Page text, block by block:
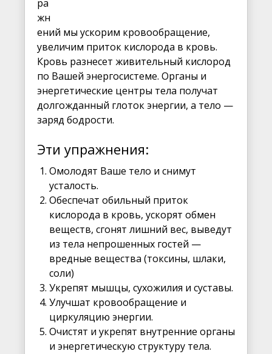
ра
жн
ений мы ускорим кровообращение,
увеличим приток кислорода в кровь.
Кровь разнесет живительный кислород
по Вашей энергосистеме. Органы и
энергетические центры тела получат
долгожданный глоток энергии, а тело —
заряд бодрости.
Эти упражнения:
Омолодят Ваше тело и снимут
усталость.
Обеспечат обильный приток
кислорода в кровь, ускорят обмен
веществ, сгонят лишний вес, выведут
из тела непрошенных гостей —
вредные вещества (токсины, шлаки,
соли)
Укрепят мышцы, сухожилия и суставы.
Улучшат кровообращение и
циркуляцию энергии.
Очистят и укрепят внутренние органы
и энергетическую структуру тела.